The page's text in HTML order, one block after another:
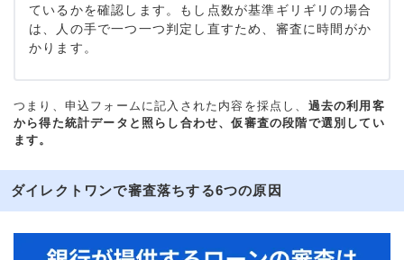
ているかを確認します。もし点数が基準ギリギリの場合
は、人の手で一つ一つ判定し直すため、審査に時間がか
かります。
つまり、申込フォームに記入された内容を採点し、 過去の利用客
から得た統計データと照らし合わせ、仮審査の段階で選別してい
ます。
ダイレクトワンで審査落ちする6つの原因